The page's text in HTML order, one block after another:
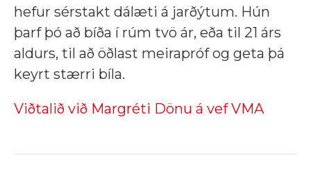
hefur sérstakt dálæti á jarðýtum. Hún
þarf þó að bíða í rúm tvö ár, eða til 21 árs
aldurs, til að öðlast meirapróf og geta þá
keyrt stærri bíla.
Viðtalið við Margréti Dönu á vef VMA